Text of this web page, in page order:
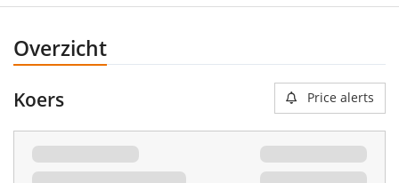
Overzicht
Koers Price alerts